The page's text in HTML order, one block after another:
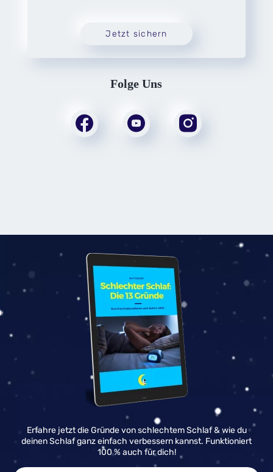
Jetzt sichern
Folge Uns
Erfahre jetzt die Gründe von schlechtem Schlaf & wie du
deinen Schlaf ganz einfach verbessern kannst. Funktioniert
100 % auch für dich!